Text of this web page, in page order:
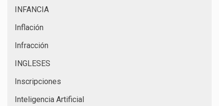
INFANCIA
Inflación
Infracción
INGLESES
Inscripciones
Inteligencia Artificial